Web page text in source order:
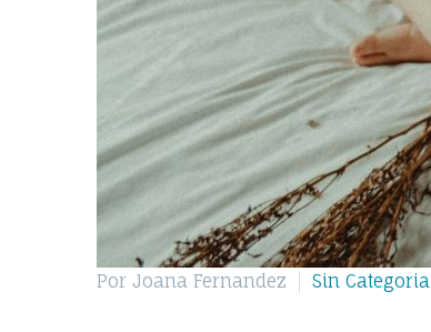
Por Joana Fernandez Sin Categoria